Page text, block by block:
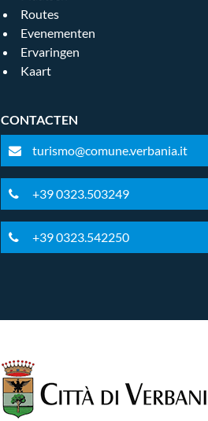
Routes
Evenementen
Ervaringen
Kaart
CONTACTEN
turismo@comune.verbania.it
+39 0323.503249
+39 0323.542250